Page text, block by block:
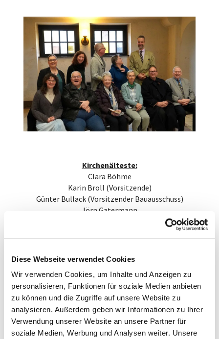
Diese Webseite verwendet Cookies
Wir verwenden Cookies, um Inhalte und Anzeigen zu
personalisieren, Funktionen für soziale Medien anbieten
zu können und die Zugriffe auf unsere Website zu
analysieren. Außerdem geben wir Informationen zu Ihrer
Verwendung unserer Website an unsere Partner für
soziale Medien, Werbung und Analysen weiter. Unsere
Kirchenälteste:
Clara Böhme
Karin Broll (Vorsitzende)
Günter Bullack (Vorsitzender Bauausschuss)
Jörn Gatermann
Michael Schultze
Friderice Walther
Doris Wedel
Ersatzälteste
Eleonore Kamenik
(auf dem Bild fehlt KÄ Dirk Stoewer)